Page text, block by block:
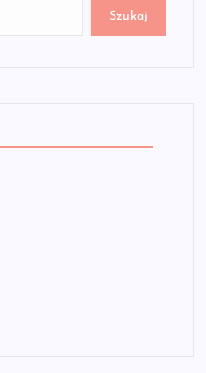
Szukaj